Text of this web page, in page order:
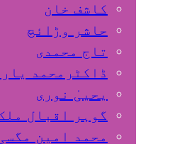
کاشف خان
حاشر وڑائچ
تاج محمدی
ڈاکٹرمحمد
گوہر اقبال
محمد امین